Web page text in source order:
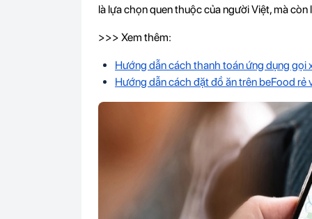
là lựa chọn quen thuộc của người Việt, mà
>>> Xem thêm:
Hướng dẫn cách thanh toán ứng dụng gọi
Hướng dẫn cách đặt đồ ăn trên beFood rẻ